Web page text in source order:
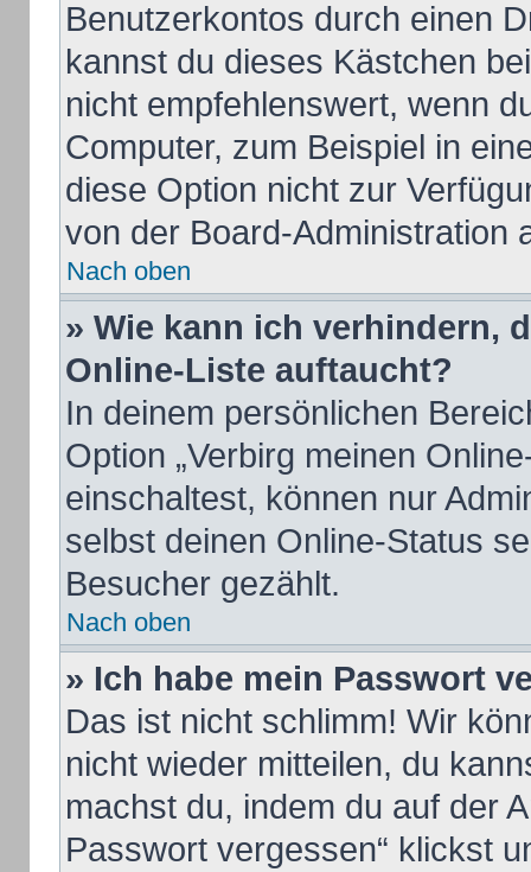
Benutzerkontos durch einen
kannst du dieses Kästchen
nicht empfehlenswert, wenn
Computer, zum Beispiel in
diese Option nicht zur
von der Board-Administration
Nach oben
» Wie kann ich verhindern,
Online-Liste auftaucht?
In deinem persönlichen
Option „Verbirg meinen
einschaltest, können nur
selbst deinen Online-Status
Besucher gezählt.
Nach oben
» Ich habe mein Passwort
Das ist nicht schlimm! Wir
nicht wieder mitteilen, du
machst du, indem du auf der
Passwort vergessen“ klickst